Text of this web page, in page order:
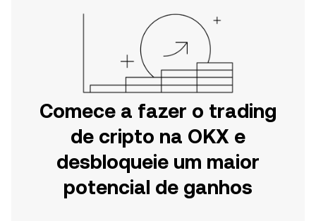
Comece a fazer o trading
de cripto na OKX e
desbloqueie um maior
potencial de ganhos